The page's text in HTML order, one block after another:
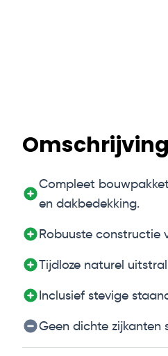
Omschrijving
Compleet
en dakbedekking.
Robuuste constructie
Tijdloze naturel
Inclusief stevige
Geen dichte zijkanten